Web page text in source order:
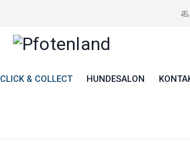
CLICK & COLLECT HUNDESALON